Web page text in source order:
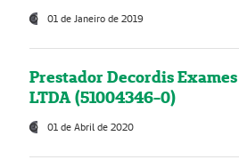
01 de Janeiro de 2019
Prestador Decordis
LTDA (51004346-0)
01 de Abril de 2020